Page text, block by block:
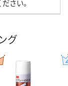
さい。
グ